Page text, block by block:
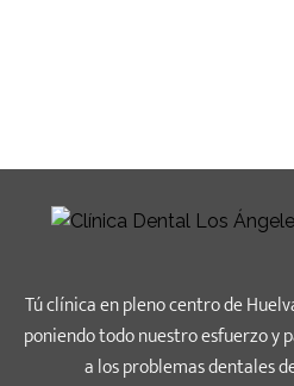
Tú clínica en pleno centro de
poniendo todo nuestro esfuerzo y
a los problemas dentales